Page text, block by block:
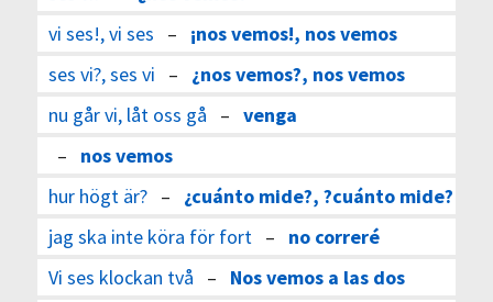
vi ses!, vi ses – ¡nos vemos!, nos vemos
ses vi?, ses vi – ¿nos vemos?, nos vemos
nu går vi, låt oss gå – venga
– nos vemos
hur högt är?– ¿cuánto mide?, ?cuánto mide?
jag ska inte köra för fort– no correré
Vi ses klockan två – Nos vemos a las dos